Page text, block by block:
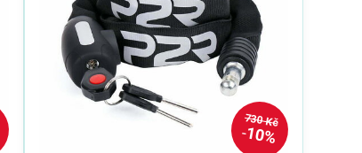
730 Kč
10%